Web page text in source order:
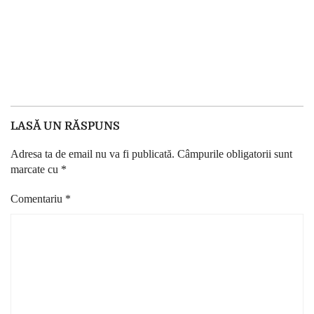
LASĂ UN RĂSPUNS
Adresa ta de email nu va fi publicată. Câmpurile obligatorii sunt
marcate cu *
Comentariu *